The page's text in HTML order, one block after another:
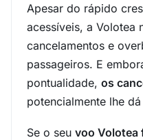
Apesar do rápido
acessíveis, a Volotea
cancelamentos e
passageiros. E
pontualidade, os
potencialmente lhe
Se o seu voo Volotea